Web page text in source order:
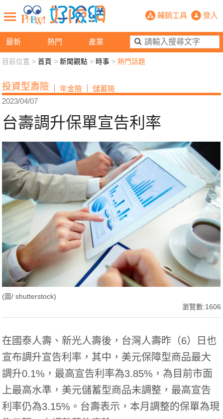
最新 熱門 產業
台壽調升保單宣告利率- PHEW!好
輔銷工具 登入
新聞觀點 業務交流 好險懂生活
退休先準備 好險學堂 輔銷工具 活動專區
目前位置 >首頁 >新聞觀點 > 時事 >熱門話題
投資型壽險 年金險 儲蓄險
2023/04/07
台壽調升保單宣告利率
(圖/ shutterstock)
瀏覽數:1606
在國泰人壽、新光人壽後，台灣人壽昨（6）日也
宣布調升宣告利率，其中，美元保障型商品最大
調升0.1%，最高宣告利率為3.85%，為目前市面
上最高水準，美元儲蓄型商品未調整，最高宣告
利率仍為3.15%。台壽表示，本月調整的保單為現